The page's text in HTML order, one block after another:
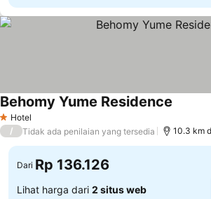
1 Bintang
Hotel
Behomy Yume Residence
/ Tidak ada penilaian yang tersedia 10.3 km
Dari Rp 136.126
Lihat harga dari 2 situs web